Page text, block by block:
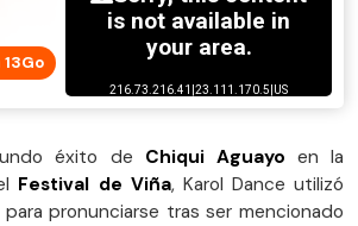
éxito de Chiqui Aguayo en la
Festival de Viña, Karol Dance utilizó
pronunciarse tras ser mencionado